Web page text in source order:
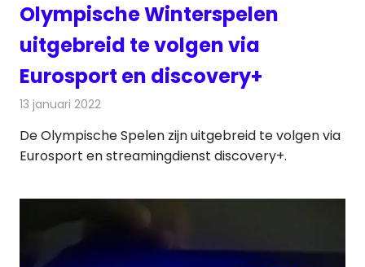
Olympische Winterspelen
uitgebreid te volgen via
Eurosport en discovery+
13 januari 2022
De Olympische Spelen zijn uitgebreid te volgen via
Eurosport en streamingdienst discovery+.